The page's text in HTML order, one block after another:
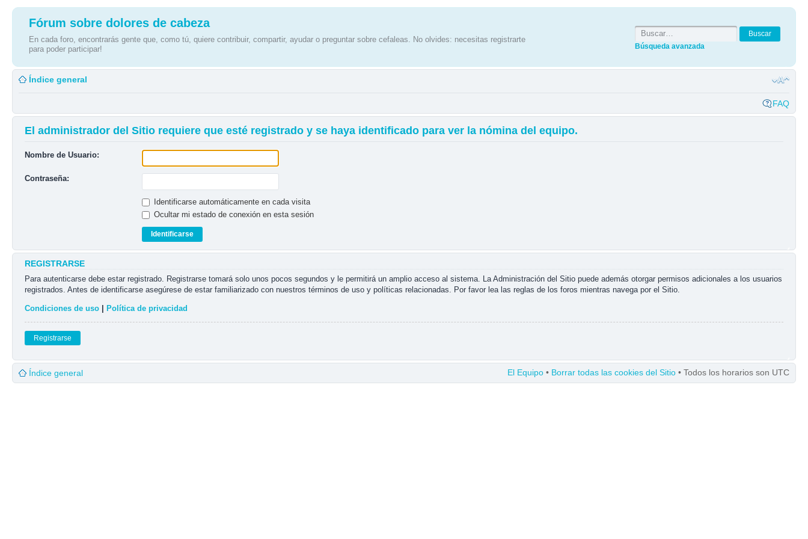
Fórum sobre dolores de cabeza
En cada foro, encontrarás gente que, como tú, quiere contribuir, compartir, ayudar o preguntar sobre cefaleas. No olvides: necesitas registrarte
para poder participar!
Búsqueda avanzada
Índice general
FAQ
El administrador del Sitio requiere que esté registrado y se haya identificado para ver la nómina del equipo.
Nombre de Usuario:
Contraseña:
Identificarse automáticamente en cada visita
Ocultar mi estado de conexión en esta sesión
REGISTRARSE
Para autenticarse debe estar registrado. Registrarse tomará solo unos pocos segundos y le permitirá un amplio acceso al sistema. La Administración del Sitio puede además otorgar permisos adicionales a los usuarios
registrados. Antes de identificarse asegúrese de estar familiarizado con nuestros términos de uso y políticas relacionadas. Por favor lea las reglas de los foros mientras navega por el Sitio.
Condiciones de uso Política de privacidad
Registrarse
Índice general El Equipo • Borrar todas las cookies del Sitio • Todos los horarios son UTC